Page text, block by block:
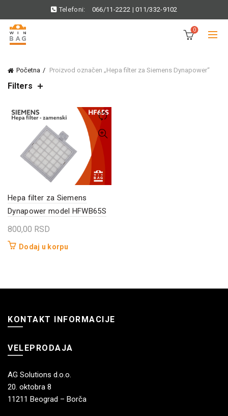
Telefoni: 066/11-2222 |011/332-9102
0
Početna Proizvod označen „Hepa filter za Siemens Dynapower“
Filters
Hepa filter za Siemens
Dynapower model HFWB65S
800,00 RSD
Dodaj u korpu
KONTAKT INFORMACIJE
VELEPRODAJA
AG Solutions d.o.o.
20. oktobra 8
11211 Beograd – Borča